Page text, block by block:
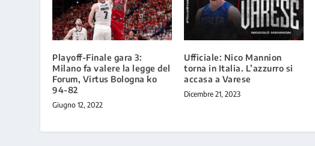
Playoff-Finale gara 3:
Milano fa valere la legge del
Forum, Virtus Bologna ko
94-82
Giugno 12, 2022
Ufficiale: Nico Mannion
torna in Italia. L’azzurro si
accasa a Varese
Dicembre 21, 2023